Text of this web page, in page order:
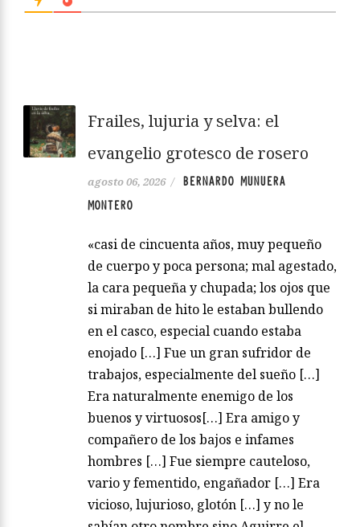
Frailes, lujuria y selva: el
evangelio grotesco de rosero
agosto 06, 2026 /
BERNARDO MUNUERA
MONTERO
«casi de cincuenta años, muy pequeño
de cuerpo y poca persona; mal agestado,
la cara pequeña y chupada; los ojos que
si miraban de hito le estaban bullendo
en el casco, especial cuando estaba
enojado […] Fue un gran sufridor de
trabajos, especialmente del sueño […]
Era naturalmente enemigo de los
buenos y virtuosos[…] Era amigo y
compañero de los bajos e infames
hombres […] Fue siempre cauteloso,
vario y fementido, engañador […] Era
vicioso, lujurioso, glotón […] y no le